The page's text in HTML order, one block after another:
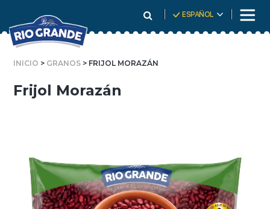
To
Content
ESPAÑOL
INICIO > GRANOS > FRIJOL MORAZÁN
Frijol Morazán